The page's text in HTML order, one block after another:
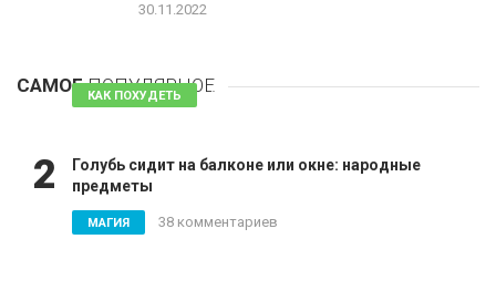
30.11.2022
САМОЕПОПУЛЯРНОЕ
КАК ПОХУДЕТЬ 81 комментарий
2
Голубь сидит на балконе или окне: народные
предметы
МАГИЯ 38 комментариев